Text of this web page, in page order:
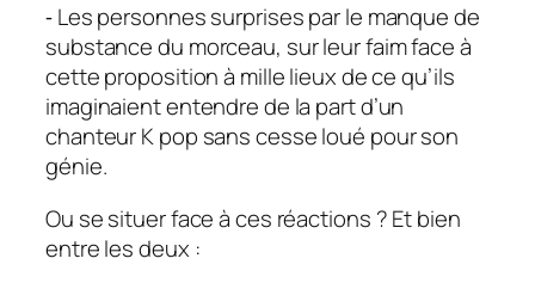
⁃ Les personnes surprises par le manque de
substance du morceau, sur leur faim face à
cette proposition à mille lieux de ce qu’ils
imaginaient entendre de la part d’un
chanteur K pop sans cesse loué pour son
génie.
Ou se situer face à ces réactions ? Et bien
entre les deux :